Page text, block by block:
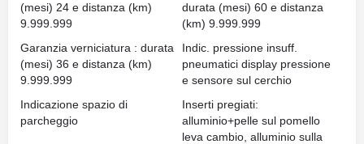
(mesi) 24 e distanza (km)
9.999.999
durata (mesi) 60 e distanza
(km) 9.999.999
Garanzia verniciatura : durata
(mesi) 36 e distanza (km)
9.999.999
Indic. pressione insuff.
pneumatici display pressione
e sensore sul cerchio
Indicazione spazio di
parcheggio
Inserti pregiati:
alluminio+pelle sul pomello
leva cambio, alluminio sulla